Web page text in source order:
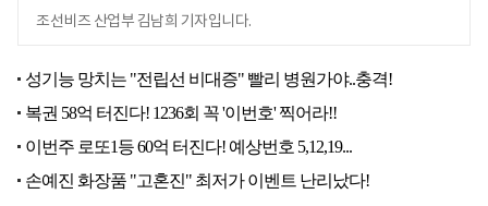
조선비즈 산업부 김남희 기자입니다.